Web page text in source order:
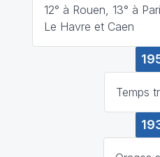
12° à Rouen, 13° à
Le Havre et Caen
Temps